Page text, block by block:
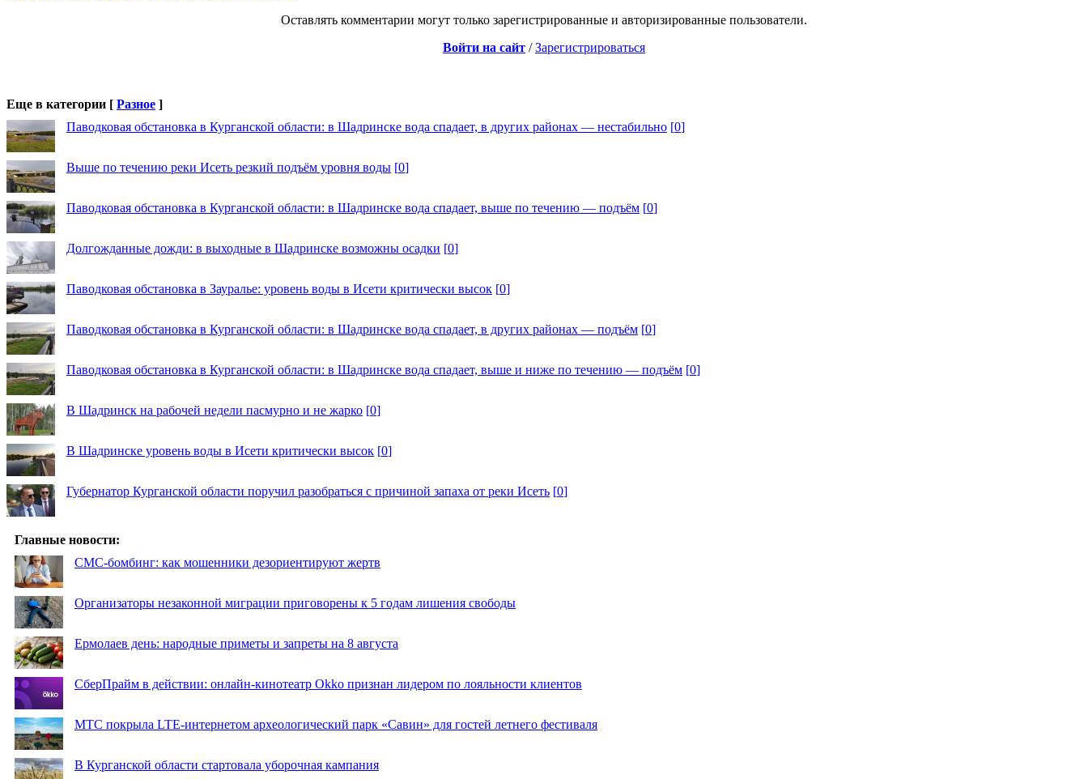
Оставлять комментарии могут только зарегистрированные и авторизированные пользователи.
Войти на сайт /Зарегистрироваться
Еще в категории [ Разное ]
Паводковая обстановка в Курганской области: в Шадринске вода спадает, в других районах — нестабильно [0]
Выше по течению реки Исеть резкий подъём уровня воды [0]
Паводковая обстановка в Курганской области: в Шадринске вода спадает, выше по течению — подъём [0]
Долгожданные дожди: в выходные в Шадринске возможны осадки [0]
Паводковая обстановка в Зауралье: уровень воды в Исети критически высок [0]
Паводковая обстановка в Курганской области: в Шадринске вода спадает, в других районах — подъём [0]
Паводковая обстановка в Курганской области: в Шадринске вода спадает, выше и ниже по течению — подъём [0]
В Шадринск на рабочей недели пасмурно и не жарко [0]
В Шадринске уровень воды в Исети критически высок [0]
Губернатор Курганской области поручил разобраться с причиной запаха от реки Исеть [0]
Главные новости:
СМС-бомбинг: как мошенники дезориентируют жертв
Организаторы незаконной миграции приговорены к 5 годам лишения свободы
Ермолаев день: народные приметы и запреты на 8 августа
СберПрайм в действии: онлайн-кинотеатр Okko признан лидером по лояльности клиентов
МТС покрыла LTE-интернетом археологический парк «Савин» для гостей летнего фестиваля
В Курганской области стартовала уборочная кампания